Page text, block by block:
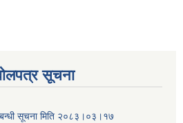
सूचना
सूचना मिति २०८३।०३।१७